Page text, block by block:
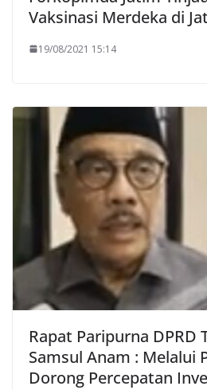
Vaksinasi Merdeka di
19/08/2021 15:14
Rapat Paripurna DPRD
Samsul Anam : Melalui
Dorong Percepatan